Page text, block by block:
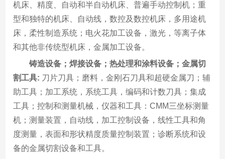
机床、精度、自动和半自动机床、普遍手动控制机；重
型和独特的机床、自动线，数控及数控机床，多用途机
床，柔性制造系统；电火花加工设备，激光，等离子体
和其他非传统型机床，金属加工设备。
铸造设备；焊接设备；热处理和涂料设备；金属切
割工具: 刀片刀具；磨料，金刚石刀具和超硬金属刀；辅
助工具；加工系统，系统工具，编码和计数刀具；集成
工具；控制和测量机械，仪器和工具：CMM三坐标测量
机；测量装置，自动线，加工控制设备，线性工具和角
度测量，表面和形状精度质量控制装置；诊断系统和设
备的金属切割设备和工具。